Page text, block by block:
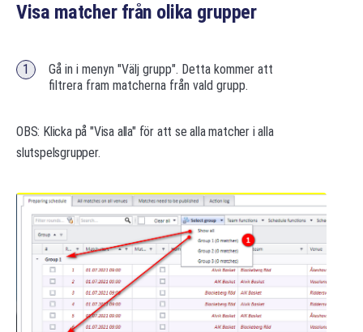
Visa matcher från olika grupper
Gå in i menyn "Välj grupp". Detta kommer att
filtrera fram matcherna från vald grupp.
OBS: Klicka på "Visa alla" för att se alla matcher i alla
slutspelsgrupper.